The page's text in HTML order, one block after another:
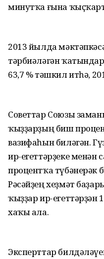
минутҡа ғына
2013 йылда
тәрбиәләгән
63,7 % тәшкил итһә,
Советтар Союзы
ҡыҙҙарҙың биш
вазифаһын биләгән.
ир-егеттәрҙеке
процентҡа түбәнерәк
Рәсәйҙең хеҙмәт
ҡыҙҙар ир-егеттәрҙән
хаҡы ала.
Эксперттар